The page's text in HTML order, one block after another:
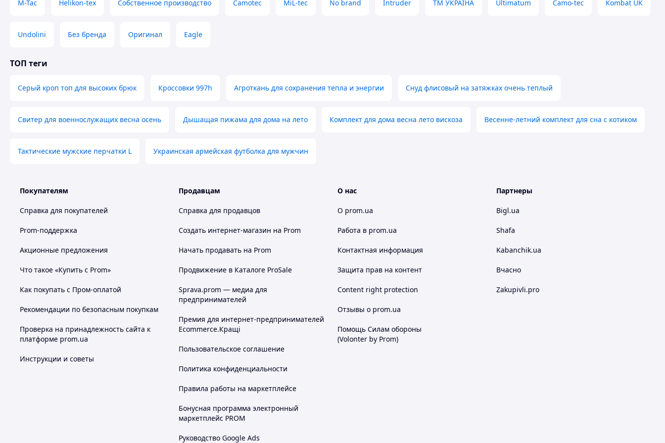
Универсальный внешний вид
Цвет олива подходит под форму, туристическую одежду и повседневный гардероб.
S
53
73
L
59 81
XXL
62 84
Похожие товары по характеристикам
M-Tac Helikon-tex Собственное производство Camotec MiL-tec No brand Intruder ТМ УКРАЇНА Ultimatum Camo-tec Kombat UK
Undolini Без бренда Оригинал Eagle
ТОП теги
Серый кроп топ для высоких брюк Кроссовки 997h Агроткань для сохранения тепла и энергии Снуд флисовый на затяжках очень теплый
Свитер для военнослужащих весна осень Дышащая пижама для дома на лето Комплект для дома весна лето вискоза Весенне-летний комплект для сна с котиком
Тактические мужские перчатки L Украинская армейская футболка для мужчин
Покупателям
Справка для покупателей
Prom-поддержка
Акционные предложения
Что такое «Купить с Prom»
Как покупать с Пром-оплатой
Рекомендации по безопасным покупкам
Проверка на принадлежность сайта к
платформе prom.ua
Инструкции и советы
Продавцам
Справка для продавцов
Создать интернет-магазин на Prom
Начать продавать на Prom
Продвижение в Каталоге ProSale
Sprava.prom — медиа для
предпринимателей
Премия для интернет-предпринимателей
Ecommerce.Кращі
Пользовательское соглашение
Политика конфиденциальности
Правила работы на маркетплейсе
Бонусная программа электронный
маркетплейс PROM
Руководство Google Ads
О нас
О prom.ua
Работа в prom.ua
Контактная информация
Защита прав на контент
Content right protection
Отзывы о prom.ua
Помощь Силам обороны
(Volonter by Prom)
Партнеры
Bigl.ua
Shafa
Kabanchik.ua
Вчасно
Zakupivli.pro